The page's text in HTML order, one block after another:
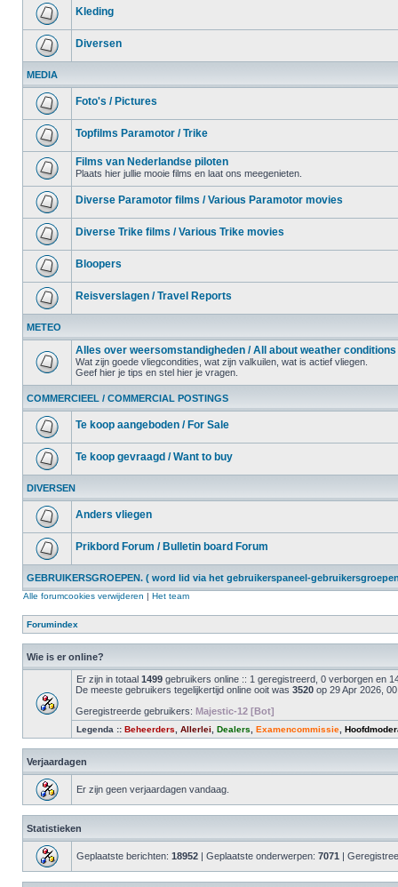
Kleding
Diversen
MEDIA
Foto's / Pictures
Topfilms Paramotor / Trike
Films van Nederlandse piloten
Plaats hier jullie mooie films en laat ons meegenieten.
Diverse Paramotor films / Various Paramotor movies
Diverse Trike films / Various Trike movies
Bloopers
Reisverslagen / Travel Reports
METEO
Alles over weersomstandigheden / All about weather conditions
Wat zijn goede vliegcondities, wat zijn valkuilen, wat is actief vliegen.
Geef hier je tips en stel hier je vragen.
COMMERCIEEL / COMMERCIAL POSTINGS
Te koop aangeboden / For Sale
Te koop gevraagd / Want to buy
DIVERSEN
Anders vliegen
Prikbord Forum / Bulletin board Forum
GEBRUIKERSGROEPEN. ( word lid via het gebruikerspaneel-
Alle forumcookies verwijderen | Het team
Forumindex
Wie is er online?
Er zijn in totaal 1499 gebruikers online :: 1 geregistreerd, 0 verborgen en
De meeste gebruikers tegelijkertijd online ooit was 3520 op 29 Apr 2026,
Geregistreerde gebruikers: Majestic-12 [Bot]
Legenda :: Beheerders Allerlei Dealers Examencommissie
Verjaardagen
Er zijn geen verjaardagen vandaag.
Statistieken
Geplaatste berichten: 18952 | Geplaatste onderwerpen: 7071 |